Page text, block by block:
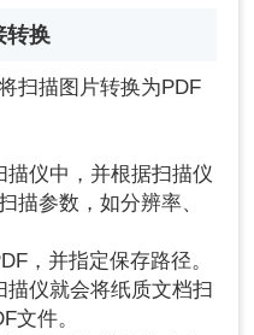
转换
扫描图片转换为PDF
描仪中，并根据扫描仪
描参数，如分辨率、
，并指定保存路径。
仪就会将纸质文档扫
文件。